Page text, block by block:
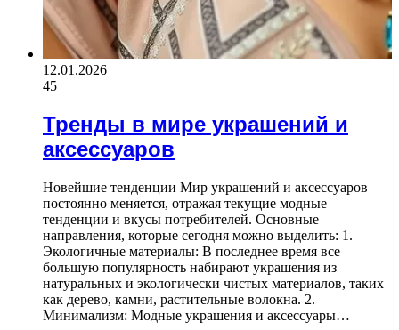
12.01.2026
45
Тренды в мире украшений и
аксессуаров
Новейшие тенденции Мир украшений и аксессуаров
постоянно меняется, отражая текущие модные
тенденции и вкусы потребителей. Основные
направления, которые сегодня можно выделить: 1.
Экологичные материалы: В последнее время все
большую популярность набирают украшения из
натуральных и экологически чистых материалов, таких
как дерево, камни, растительные волокна. 2.
Минимализм: Модные украшения и аксессуары…